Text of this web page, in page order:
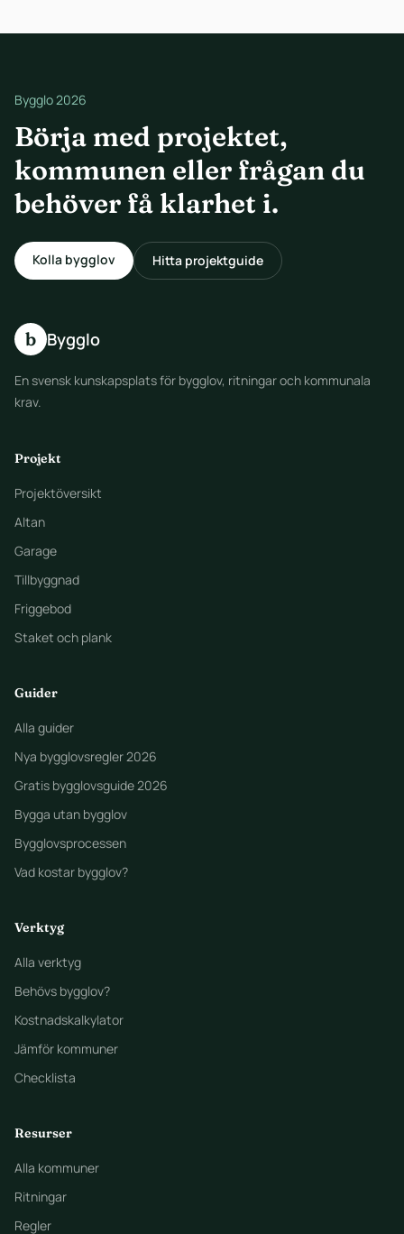
Bygglo 2026
Börja med projektet,
kommunen eller frågan du
behöver få klarhet i.
Kolla bygglov Hitta projektguide
b Bygglo
En svensk kunskapsplats för bygglov, ritningar och kommunala
krav.
Projekt
Projektöversikt
Altan
Garage
Tillbyggnad
Friggebod
Staket och plank
Guider
Alla guider
Nya bygglovsregler 2026
Gratis bygglovsguide 2026
Bygga utan bygglov
Bygglovsprocessen
Vad kostar bygglov?
Verktyg
Alla verktyg
Behövs bygglov?
Kostnadskalkylator
Jämför kommuner
Checklista
Resurser
Alla kommuner
Ritningar
Regler